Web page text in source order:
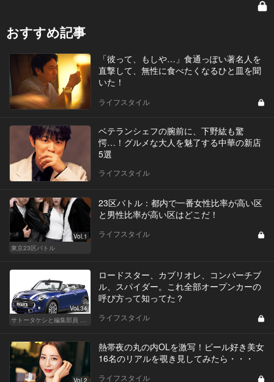
おすすめ記事
「彼って、もしや…」食通っぽい著名人を
直撃して、無性に食べたくなるひと皿を聞
いた！
ライフスタイル
ベテランシェフの腕前に、下野紘も驚
愕…！グルメな大人を魅了する中華の新店
5選
ライフスタイル
Vol.1
東京23区バトル
23区バトル：都内で一番女性比率が高い区
と男性比率が高い区はどこだ！
ライフスタイル
Vol.34
サトータケシと編集部員 船山の"CAR GENTSへの道"
ロードスター、カブリオレ、コンバーチブ
ル、スパイダー。これ全部オープンカーの
呼び方って知ってた？
ライフスタイル
Vol.2
熱帯夜の丸の内OLを激写！ビール好き美女
16名のリアルを覗き見してみたら・・・
ライフスタイル